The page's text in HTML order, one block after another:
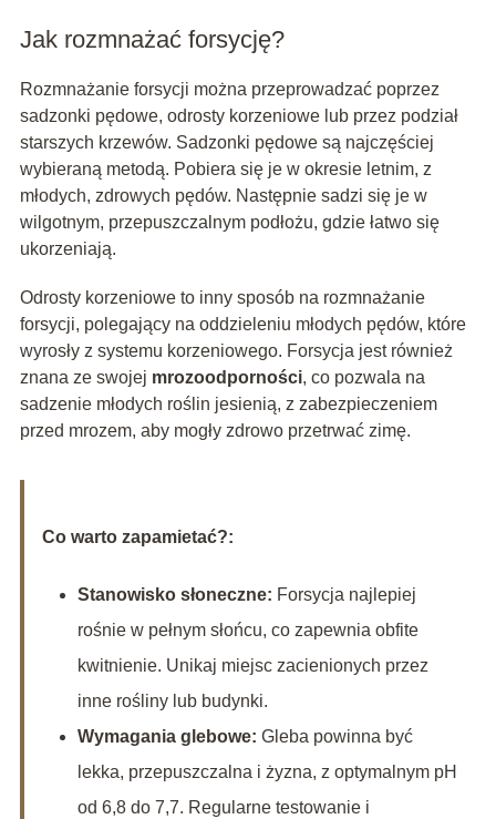
Jak rozmnażać forsycję?
Rozmnażanie forsycji można przeprowadzać poprzez
sadzonki pędowe, odrosty korzeniowe lub przez podział
starszych krzewów. Sadzonki pędowe są najczęściej
wybieraną metodą. Pobiera się je w okresie letnim, z
młodych, zdrowych pędów. Następnie sadzi się je w
wilgotnym, przepuszczalnym podłożu, gdzie łatwo się
ukorzeniają.
Odrosty korzeniowe to inny sposób na rozmnażanie
forsycji, polegający na oddzieleniu młodych pędów, które
wyrosły z systemu korzeniowego. Forsycja jest również
znana ze swojej mrozoodporności, co pozwala na
sadzenie młodych roślin jesienią, z zabezpieczeniem
przed mrozem, aby mogły zdrowo przetrwać zimę.
Co warto zapamietać?:
Stanowisko słoneczne: Forsycja najlepiej
rośnie w pełnym słońcu, co zapewnia obfite
kwitnienie. Unikaj miejsc zacienionych przez
inne rośliny lub budynki.
Wymagania glebowe: Gleba powinna być
lekka, przepuszczalna i żyzna, z optymalnym pH
od 6,8 do 7,7. Regularne testowanie i